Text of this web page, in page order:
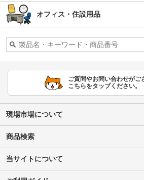
オフィス・住設用品
ご質問やお問い合わせがご
こちらをタップください。
現場市場について
商品検索
当サイトについて